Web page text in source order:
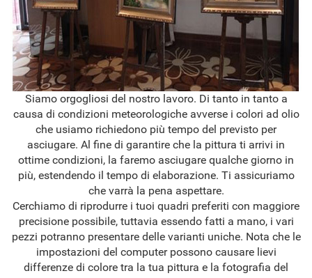
Siamo orgogliosi del nostro lavoro. Di tanto in tanto a
causa di condizioni meteorologiche avverse i colori ad olio
che usiamo richiedono più tempo del previsto per
asciugare. Al fine di garantire che la pittura ti arrivi in
ottime condizioni, la faremo asciugare qualche giorno in
più, estendendo il tempo di elaborazione. Ti assicuriamo
che varrà la pena aspettare.
Cerchiamo di riprodurre i tuoi quadri preferiti con maggiore
precisione possibile, tuttavia essendo fatti a mano, i vari
pezzi potranno presentare delle varianti uniche. Nota che le
impostazioni del computer possono causare lievi
differenze di colore tra la tua pittura e la fotografia del